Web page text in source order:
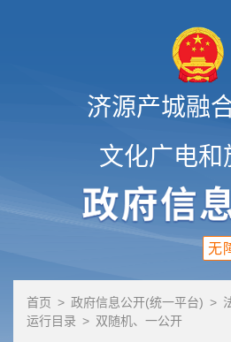
济源产城融
文化广电和
无
首页 > 政府信息公开(统一平台) >
运行目录 > 双随机、一公开